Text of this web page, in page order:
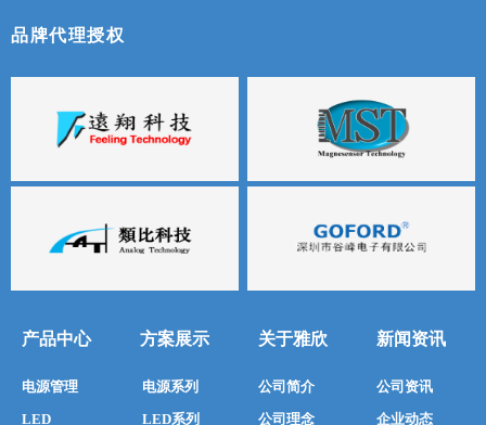
品牌代理授权
产品中心
电源管理
LED
方案展示
电源系列
LED系列
关于雅欣
公司简介
公司理念
新闻资讯
公司资讯
企业动态